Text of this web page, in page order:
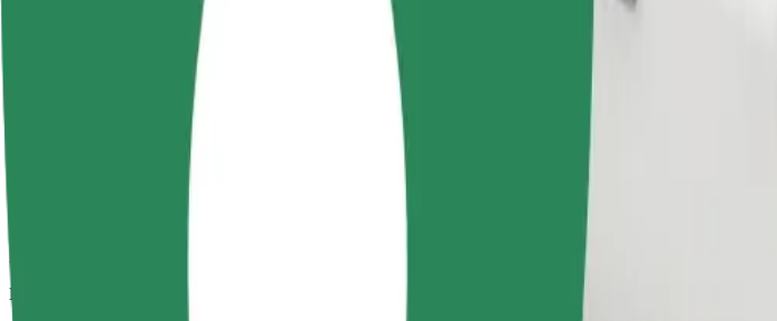
Larger cars with more legroom and storage
Makadirio ya muda wa safari